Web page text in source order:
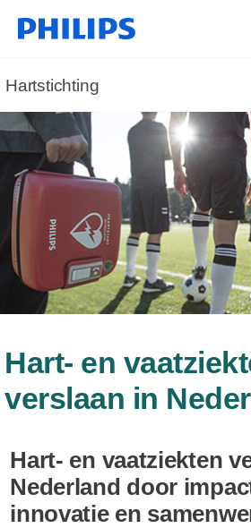
Hartstichting
Hart- en
verslaan in
Hart- en vaatziekten
Nederland door
innovatie en